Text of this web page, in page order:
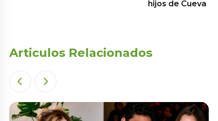
hijos de Cueva
Articulos Relacionados